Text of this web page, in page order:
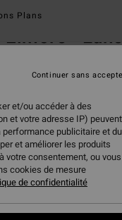
Plans
Elmore -
(1 Avis)
100,00 €
CouleurVintage Grey
et/ou accéder à des
et votre adresse IP) peuvent
publicitaire et du
et améliorer les produits
votre consentement, ou vous
cookies de mesure
de confidentialité
Continuer sans